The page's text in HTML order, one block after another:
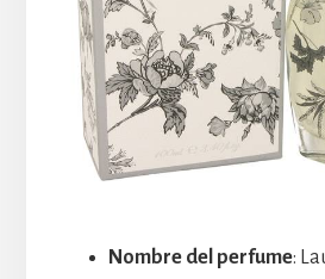
Nombre del perfume: